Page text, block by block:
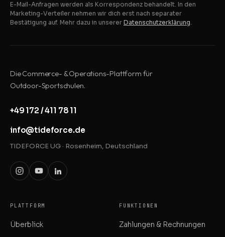
E-Mail-Anfragen werden als Korrespondenz behandelt. In den
Marketing-Verteiler nehmen wir dich erst nach separater
Bestätigung auf. Mehr dazu in unserer Datenschutzerklärung.
Die Commerce- & Operations-Plattform für
Outdoor-Sportschulen.
+49 172 / 411 78 11
info@tideforce.de
TIDEFORCE UG · Rosenheim, Deutschland
PLATTFORM
Überblick
FUNKTIONEN
Zahlungen & Rechnungen